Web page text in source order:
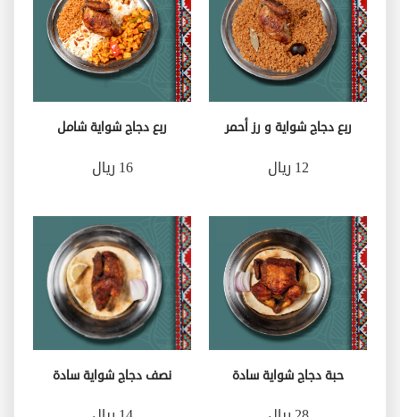
ربع دجاج شواية و رز أحمر
12 ريال
ربع دجاج شواية شامل
16 ريال
حبة دجاج شواية سادة نصف دجاج شواية سادة